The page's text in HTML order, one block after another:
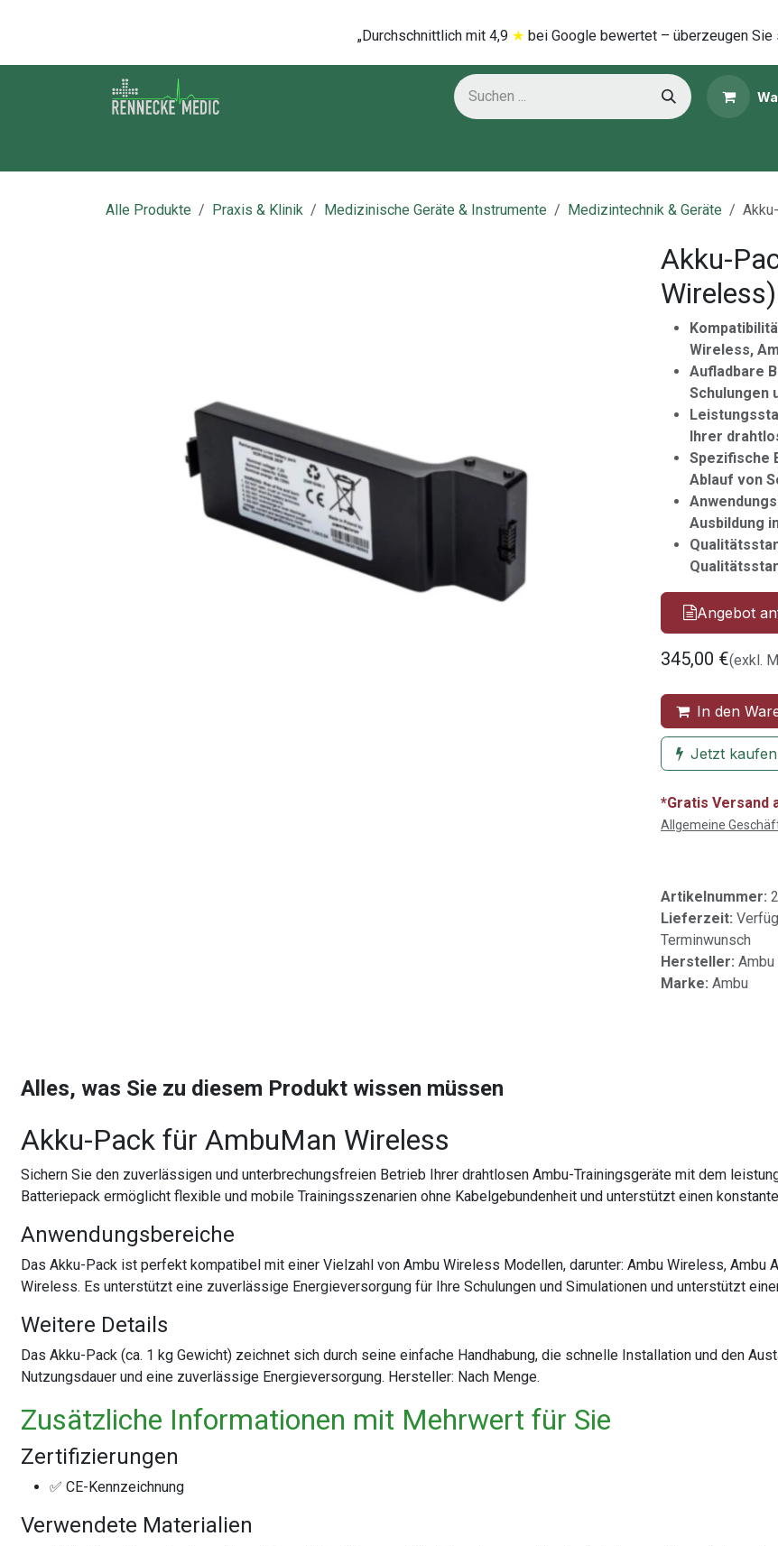
„Durchschnittlich mi​t 4,9 ★ bei Google bewertet – überzeugen Sie
Alle Produkte Praxis & Klinik Medizinische Geräte & Instrumente Medizintechnik & Geräte
Akku-
Wireless)
Wireless,
Aufladbare
Schulungen
Ihrer
Spezifische
Ablauf von
Ausbildung
Angebot
345,00 €(exkl.
In den
Jetzt kaufen
*Gratis Versand
Allgemeine
Artikelnummer:
Lieferzeit:
Terminwunsch
Hersteller:
Marke: Ambu
Alles, was Sie zu diesem Produkt wissen müssen
Akku-Pack für AmbuMan Wireless
Sichern Sie den zuverlässigen und unterbrechungsfreien Betrieb Ihrer drahtlosen Ambu-Trainingsgeräte mit dem
Batteriepack ermöglicht flexible und mobile Trainingsszenarien ohne Kabelgebundenheit und unterstützt einen
Anwendungsbereiche
Das Akku-Pack ist perfekt kompatibel mit einer Vielzahl von Ambu Wireless Modellen, darunter: Ambu Wireless, Ambu
Wireless. Es unterstützt eine zuverlässige Energieversorgung für Ihre Schulungen und Simulationen und unterstützt
Weitere Details
Das Akku-Pack (ca. 1 kg Gewicht) zeichnet sich durch seine einfache Handhabung, die schnelle Installation und den
Nutzungsdauer und eine zuverlässige Energieversorgung. Hersteller: Nach Menge.
Zusätzliche Informationen mit Mehrwert für Sie
Zertifizierungen
✅ CE-Kennzeichnung
Verwendete Materialien